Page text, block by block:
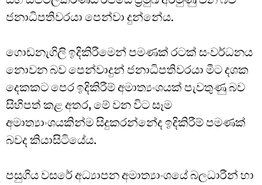
ජනාධිපතිවරයා පෙන්වා දුන්නේය.
ගොඩනැගිලි ඉදිකිරීමෙන් පමණක් රටක් සංවර්ධනය
නොවන බව පෙන්වාදුන් ජනාධිපතිවරයා මීට දශක
දෙකකට පෙර ඉදිකිරීම් අමාත්‍යංශයක් පැවතුණු බව
සිහිපත් කළ අතර, මේ වන විට සෑම
අමාත්‍යාංශයකින්ම සිදුකරන්නේද ඉදිකිරීම් පමණක්
බවද කියාසිටියේය.
පසුගිය වසරේ අධ්‍යාපන අමාත්‍යාංශයේ බලධාරීන් හා